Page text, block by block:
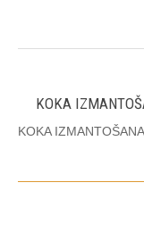
KOKA
KOKA